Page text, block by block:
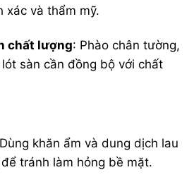
xác và thẩm mỹ.
chất lượng: Phào chân tường,
sàn cần đồng bộ với chất
khăn ẩm và dung dịch lau
tránh làm hỏng bề mặt.